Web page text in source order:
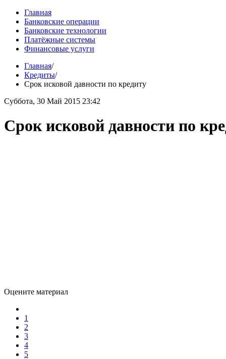
Главная
Банковские операции
Банковские технологии
Платёжные системы
Финансовые услуги
Главная/
Кредиты/
Срок исковой давности по кредиту
Суббота, 30 Май 2015 23:42
Срок исковой давности по
Оцените материал
1
2
3
4
5